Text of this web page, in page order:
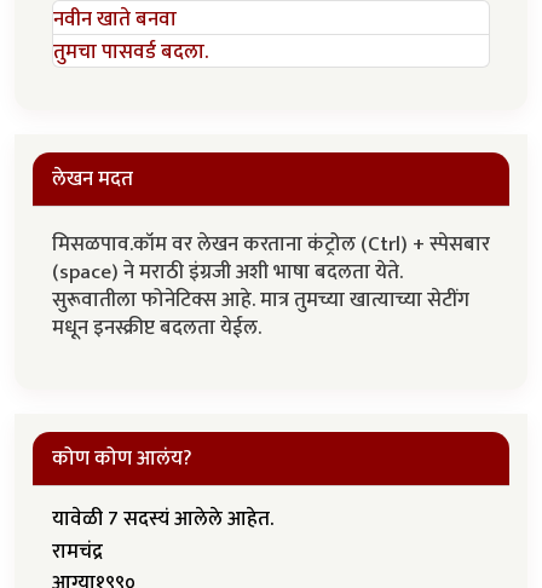
नवीन खाते बनवा
तुमचा पासवर्ड बदला.
लेखन मदत
मिसळपाव.कॉम वर लेखन करताना कंट्रोल (Ctrl) + स्पेसबार
(space) ने मराठी इंग्रजी अशी भाषा बदलता येते.
सुरूवातीला फोनेटिक्स आहे. मात्र तुमच्या खात्याच्या सेटींग
मधून इनस्क्रीप्ट बदलता येईल.
कोण कोण आलंय?
यावेळी 7 सदस्यं आलेले आहेत.
रामचंद्र